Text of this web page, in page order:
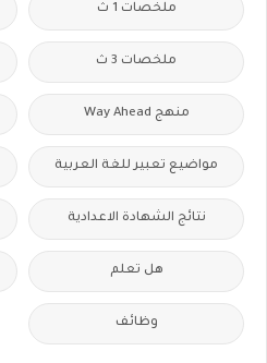
ملخصات 1 ث
ملخصات 3 ث
منهج Way Ahead
مواضيع تعبير للغة العربية
نتائج الشهادة الاعدادية
هل تعلم
وظائف